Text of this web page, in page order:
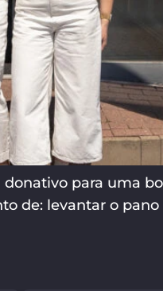
para uma
de: levantar o pano